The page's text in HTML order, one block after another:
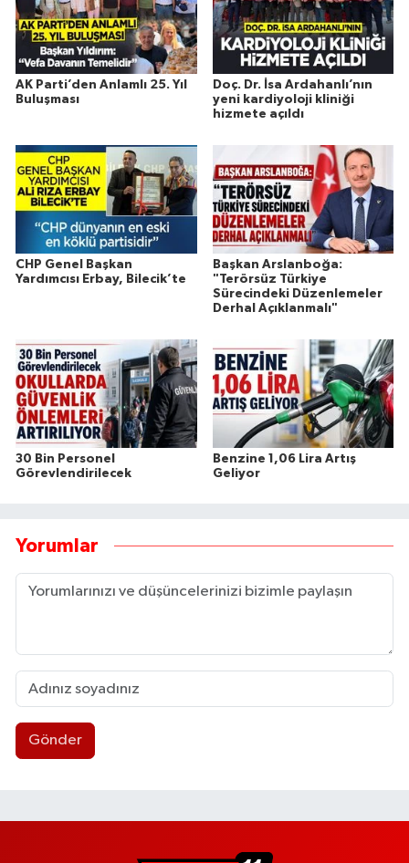
AK Parti’den Anlamlı 25. Yıl
Buluşması
Doç. Dr. İsa Ardahanlı’nın
yeni kardiyoloji kliniği
hizmete açıldı
CHP Genel Başkan
Yardımcısı Erbay, Bilecik’te
Başkan Arslanboğa:
"Terörsüz Türkiye
Sürecindeki Düzenlemeler
Derhal Açıklanmalı"
30 Bin Personel
Görevlendirilecek
Benzine 1,06 Lira Artış
Geliyor
Yorumlar
Gönder